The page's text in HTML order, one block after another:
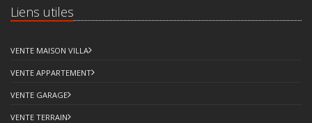
Liens utiles
VENTE MAISON VILLA
VENTE APPARTEMENT
VENTE GARAGE
VENTE TERRAIN